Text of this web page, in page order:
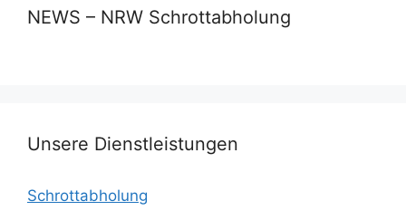
NEWS – NRW Schrottabholung
Unsere Dienstleistungen
Schrottabholung